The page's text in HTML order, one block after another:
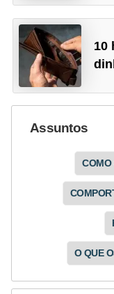
10
Assuntos
COMO
O QUE